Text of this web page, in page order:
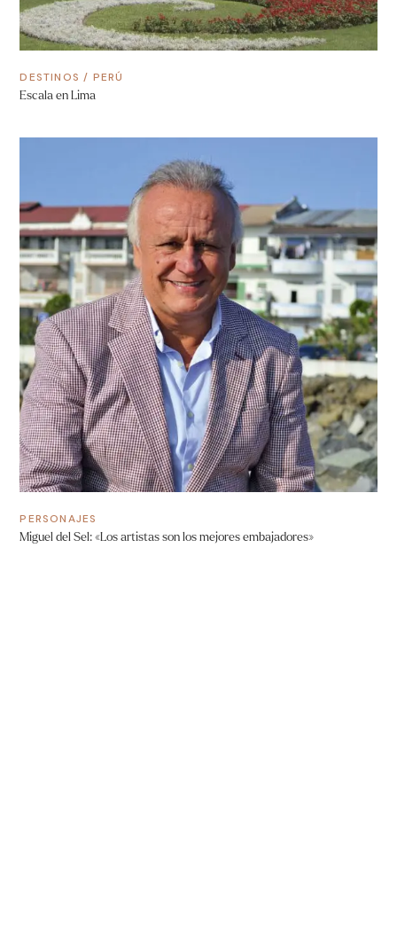
DESTINOS / PERÚ
Escala en Lima
PERSONAJES
Miguel del Sel: «Los artistas son los mejores embajadores»